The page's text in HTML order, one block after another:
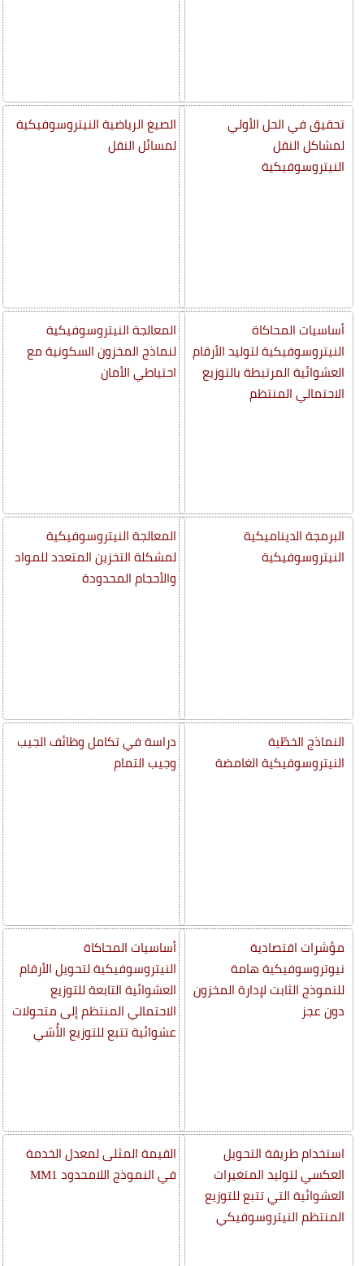
تحقيق في الحل الأولي
لمشاكل النقل
النيتروسوفيكية
أساسيات المحاكاة
النيتروسوفيكية لتوليد الأرقام
العشوائية المرتبطة بالتوزيع
الاحتمالي المنتظم
البرمجة الديناميكية
النيتروسوفيكية
النماذج الخطّية
النيتروسوفيكية الغامضة
مؤشرات اقتصادية
نيوتروسوفيكية هامة
للنموذج الثابت لإدارة المخزون
دون عجز
استخدام طريقة التحويل
العكسي لتوليد المتغيرات
العشوائية التي تتبع للتوزيع
المنتظم النيتروسوفيكي
الصيغ الرياضية النيتروسوفيكية
لمسائل النقل
المعالجة النيتروسوفيكية
لنماذج المخزون السكونية مع
احتياطي الأمان
المعالجة النيتروسوفيكية
لمشكلة التخزين المتعدد للمواد
والأحجام المحدودة
دراسة في تكامل وظائف الجيب
وجيب التمام
أساسيات المحاكاة
النيتروسوفيكية لتحويل الأرقام
العشوائية التابعة للتوزيع
الاحتمالي المنتظم إلى متحولات
عشوائية تتبع للتوزيع الأُسّي
القيمة المثلى لمعدل الخدمة
في النموذج اللامحدود MM1